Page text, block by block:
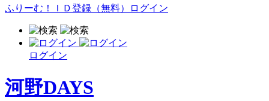
ふりーむ！ＩＤ登録（無料） ログイン
ログイン
河野DAYS